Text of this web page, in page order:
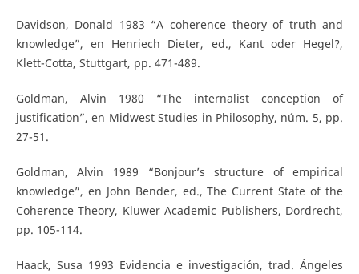
Davidson, Donald 1983 “A coherence theory of truth and
knowledge”, en Henriech Dieter, ed., Kant oder Hegel?,
Klett-Cotta, Stuttgart, pp. 471-489.
Goldman, Alvin 1980 “The internalist conception of
justification”, en Midwest Studies in Philosophy, núm. 5, pp.
27-51.
Goldman, Alvin 1989 “Bonjour’s structure of empirical
knowledge”, en John Bender, ed., The Current State of the
Coherence Theory, Kluwer Academic Publishers, Dordrecht,
pp. 105-114.
Haack, Susa 1993 Evidencia e investigación, trad. Ángeles